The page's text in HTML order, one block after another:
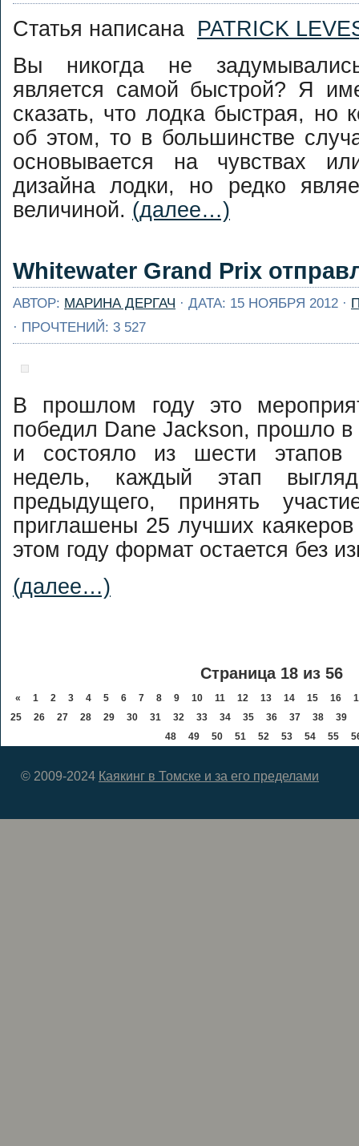
Статья написана PATRICK
Вы никогда не
является самой быстрой? Я
сказать, что лодка быстрая, но
об этом, то в большинстве
основывается на чувствах
дизайна лодки, но редко
величиной. (далее…)
Whitewater Grand Prix
АВТОР: МАРИНА ДЕРГАЧ · ДАТА: 15 НОЯБРЯ 2012 ·
· ПРОЧТЕНИЙ: 3 527
В прошлом году это
победил Dane Jackson, прошло в
и состояло из шести этапов
недель, каждый этап
предыдущего, принять
приглашены 25 лучших
этом году формат остается без
(далее…)
Страница 18 из 56
« 1 2 3 4 5 6 7 8 9 10 11 12 13 14 15 16
25
26 27 28 29 30 31 32 33 34 35 36 37 38 39
48
49 50 51 52 53 54 55
© 2009-2024 Каякинг в Томске и за его пределами